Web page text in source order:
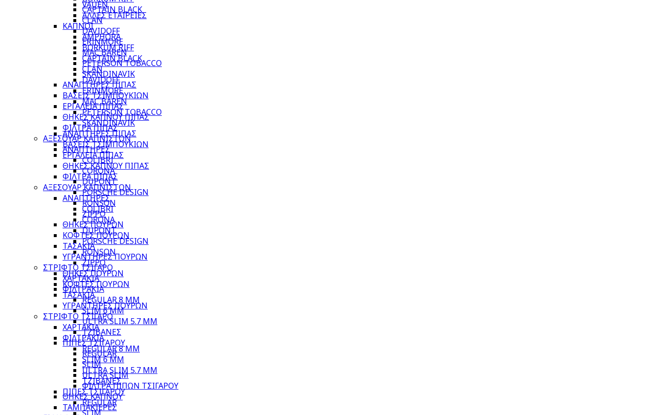
CAPTAIN BLACK
CLAN
DAVIDOFF
ERINMORE
MAC BAREN
PETERSON TOBACCO
SKANDINAVIK
ΑΝΑΠΤΗΡΕΣ ΠΙΠΑΣ
ΒΑΣΕΙΣ ΤΣΙΜΠΟΥΚΙΩΝ
ΕΡΓΑΛΕΙΑ ΠΙΠΑΣ
ΘΗΚΕΣ ΚΑΠΝΟΥ ΠΙΠΑΣ
ΦΙΛΤΡΑ ΠΙΠΑΣ
ΑΞΕΣΟΥΑΡ ΚΑΠΝΙΣΤΩΝ
ΑΝΑΠΤΗΡΕΣ
COLIBRI
CORONA
DUPONT
PORSCHE DESIGN
RONSON
ZIPPO
ΘΗΚΕΣ ΠΟΥΡΩΝ
ΚΟΦΤΕΣ ΠΟΥΡΩΝ
ΤΑΣΑΚΙΑ
ΥΓΡΑΝΤΗΡΕΣ ΠΟΥΡΩΝ
ΣΤΡΙΦΤΟ ΤΣΙΓΑΡΟ
ΧΑΡΤΑΚΙΑ
ΦΙΛΤΡΑΚΙΑ
REGULAR 8 MM
SLIM 6 MM
ULTRA SLIM 5.7 MM
ΤΖΙΒΑΝΕΣ
ΠΙΠΕΣ ΤΣΙΓΑΡΟΥ
REGULAR
SLIM
ULTRA SLIM
ΦΙΛΤΡΑ ΠΙΠΩΝ ΤΣΙΓΑΡΟΥ
ΘΗΚΕΣ ΚΑΠΝΟΥ
ΤΑΜΠΑΚΙΕΡΕΣ
VAUEN
ΑΛΛΕΣ ΕΤΑΙΡΕΙΕΣ
ΚΑΠΝΟΙ
AMPHORA
BORKUM RIFF
CAPTAIN BLACK
CLAN
DAVIDOFF
ERINMORE
MAC BAREN
PETERSON TOBACCO
SKANDINAVIK
ΑΝΑΠΤΗΡΕΣ ΠΙΠΑΣ
ΒΑΣΕΙΣ ΤΣΙΜΠΟΥΚΙΩΝ
ΕΡΓΑΛΕΙΑ ΠΙΠΑΣ
ΘΗΚΕΣ ΚΑΠΝΟΥ ΠΙΠΑΣ
ΦΙΛΤΡΑ ΠΙΠΑΣ
ΑΞΕΣΟΥΑΡ ΚΑΠΝΙΣΤΩΝ
ΑΝΑΠΤΗΡΕΣ
COLIBRI
CORONA
DUPONT
PORSCHE DESIGN
RONSON
ZIPPO
ΘΗΚΕΣ ΠΟΥΡΩΝ
ΚΟΦΤΕΣ ΠΟΥΡΩΝ
ΤΑΣΑΚΙΑ
ΥΓΡΑΝΤΗΡΕΣ ΠΟΥΡΩΝ
ΣΤΡΙΦΤΟ ΤΣΙΓΑΡΟ
ΧΑΡΤΑΚΙΑ
ΦΙΛΤΡΑΚΙΑ
REGULAR 8 MM
SLIM 6 MM
ULTRA SLIM 5.7 MM
ΤΖΙΒΑΝΕΣ
ΠΙΠΕΣ ΤΣΙΓΑΡΟΥ
REGULAR